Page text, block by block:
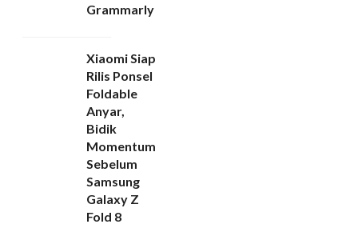
Grammarly
Xiaomi Siap
Rilis Ponsel
Foldable
Anyar,
Bidik
Momentum
Sebelum
Samsung
Galaxy Z
Fold 8